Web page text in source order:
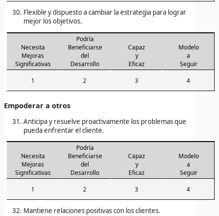
Flexible y dispuesto a cambiar la estrategia para lograr
mejor los objetivos.
Necesita
Mejoras
Significativas
Podría
Beneficiarse
del
Desarrollo
Capaz
y
Eficaz
Modelo
a
Seguir
1 2 3 4
Empoderar a otros
Anticipa y resuelve proactivamente los problemas que
pueda enfrentar el cliente.
Necesita
Mejoras
Significativas
Podría
Beneficiarse
del
Desarrollo
Capaz
y
Eficaz
Modelo
a
Seguir
1 2 3 4
Mantiene relaciones positivas con los clientes.